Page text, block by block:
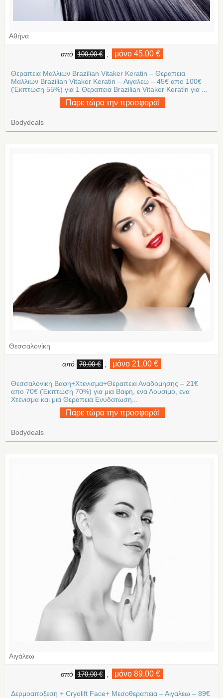
Αθήνα
από 100,00 € μόνο 45,00 €
Θεραπεια Μαλλιων Brazilian Vitaker Keratin – Θεραπεια
Μαλλιων Brazilian Vitaker Keratin – Αιγαλεω – 45€ απο 100€
(Έκπτωση 55%) για 1 Θεραπεια Brazilian Vitaker Keratin για ...
Πάρε τώρα την προσφορά!
Bodydeals
Θεσσαλονίκη
από 70,00 € μόνο 21,00 €
Θεσσαλονικη Βαφη+Χτενισμα+Θεραπεια Αναδομησης – 21€
απο 70€ (Έκπτωση 70%) για μια Βαφη, ενα Λουσιμο, ενα
Χτενισμα και μια Θεραπεια Ενυδατωση...
Πάρε τώρα την προσφορά!
Bodydeals
Αιγάλεω
από 170,00 € μόνο 89,00 €
Δερμοαποξεση + Cryolift Face+ Μεσοθεραπεια – Αιγαλεω – 89€